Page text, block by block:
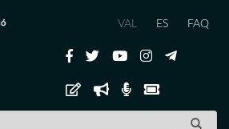
VAL ES FAQ